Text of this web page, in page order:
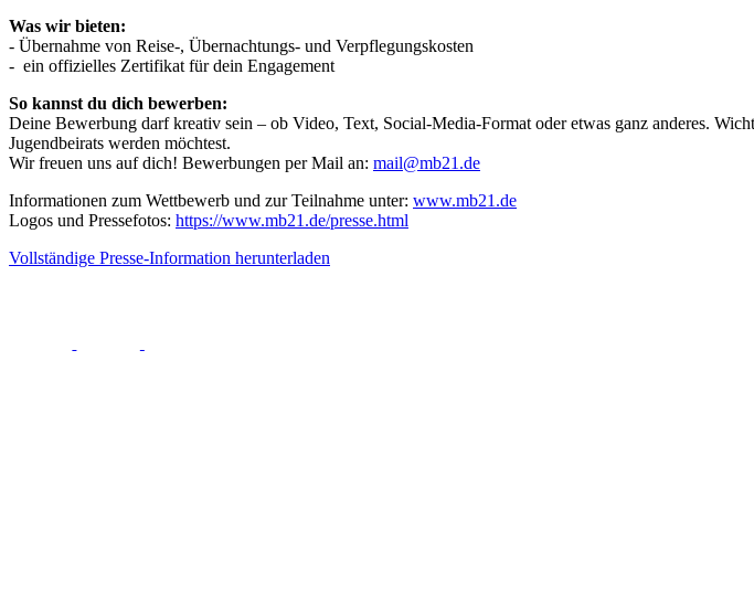
Was wir bieten:
- Übernahme von Reise-, Übernachtungs- und Verpflegungskosten
- ein offizielles Zertifikat für dein Engagement
So kannst du dich bewerben:
Deine Bewerbung darf kreativ sein – ob Video, Text, Social-Media-Format oder etwas ganz anderes.
Jugendbeirats werden möchtest.
Wir freuen uns auf dich! Bewerbungen per Mail an: mail@mb21.de
Informationen zum Wettbewerb und zur Teilnahme unter: www.mb21.de
Logos und Pressefotos: https://www.mb21.de/presse.html
Vollständige Presse-Information herunterladen